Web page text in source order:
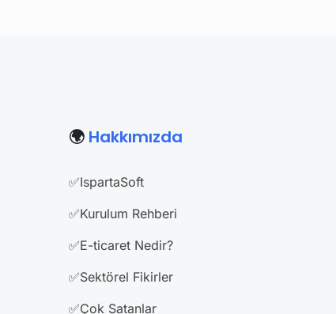
🌍 Hakkımızda
✅IspartaSoft
✅Kurulum Rehberi
✅E-ticaret Nedir?
✅Sektörel Fikirler
✅Çok Satanlar